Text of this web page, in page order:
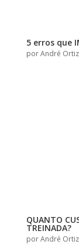
5 erros que
porAndré Ortiz
QUANTO
TREINADA?
porAndré Ortiz